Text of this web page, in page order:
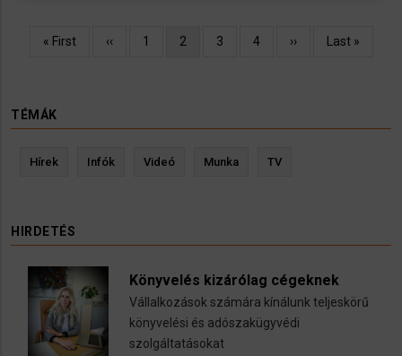
Oldalszámozás
Első
« First
Előző
‹‹ Oldal
1
Jelenlegi
2 Oldal
3 Oldal
4
Következő
››
Utolsó
Last »
TÉMÁK
Hírek Infók Videó Munka TV
HIRDETÉS
Könyvelés kizárólag cégeknek
Vállalkozások számára kínálunk teljeskörű
könyvelési és adószakügyvédi
szolgáltatásokat